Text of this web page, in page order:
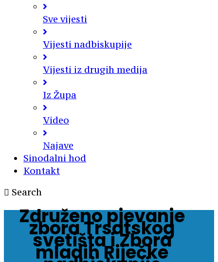
Sve vijesti
Vijesti nadbiskupije
Vijesti iz drugih medija
Iz Župa
Video
Najave
Sinodalni hod
Kontakt
Search
Združeno pjevanje
zbora Trsatskog
svetišta i Zbora
mladih Riječke